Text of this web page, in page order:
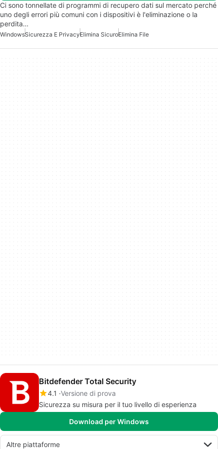
Ci sono tonnellate di programmi di recupero dati sul mercato perché
uno degli errori più comuni con i dispositivi è l'eliminazione o la
perdita…
WindowsSicurezza E PrivacyElimina SicuroElimina File
Bitdefender Total Security
4.1 Versione di prova
Sicurezza su misura per il tuo livello di esperienza
Download per Windows
Altre piattaforme